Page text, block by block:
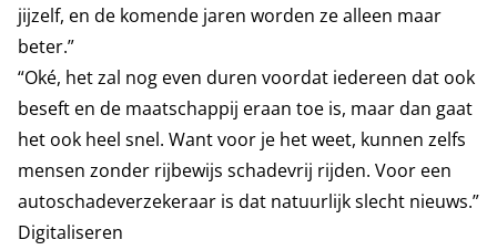
jijzelf, en de komende jaren worden ze alleen maar
beter.”
“Oké, het zal nog even duren voordat iedereen dat ook
beseft en de maatschappij eraan toe is, maar dan gaat
het ook heel snel. Want voor je het weet, kunnen zelfs
mensen zonder rijbewijs schadevrij rijden. Voor een
autoschadeverzekeraar is dat natuurlijk slecht nieuws.”
Digitaliseren